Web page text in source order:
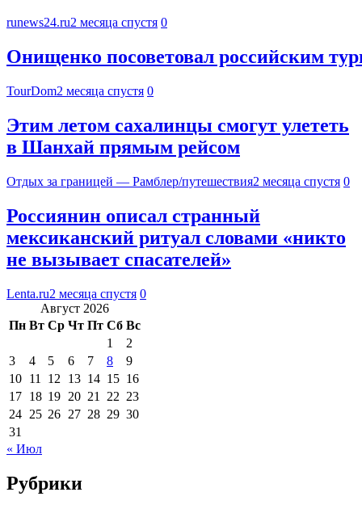
runews24.ru2 месяца спустя 0
Онищенко посоветовал российским
TourDom2 месяца спустя 0
Этим летом сахалинцы смогут улететь
в Шанхай прямым рейсом
Отдых за границей — Рамблер/путешествия2 месяца спустя 0
Россиянин описал странный
мексиканский ритуал словами «никто
не вызывает спасателей»
Lenta.ru2 месяца спустя 0
Август 2026
Пн Вт Ср Чт Пт Сб Вс
1
2
3
4 5 6 7 8
9
10 11 12 13 14 15 16
17 18 19 20 21 22 23
24 25 26 27 28 29 30
31
« Июл
Рубрики